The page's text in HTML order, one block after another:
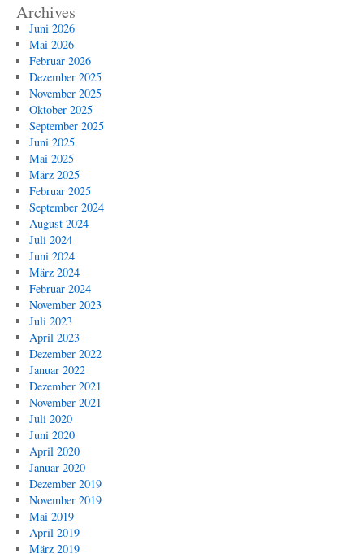
Archives
Juni 2026
Mai 2026
Februar 2026
Dezember 2025
November 2025
Oktober 2025
September 2025
Juni 2025
Mai 2025
März 2025
Februar 2025
September 2024
August 2024
Juli 2024
Juni 2024
März 2024
Februar 2024
November 2023
Juli 2023
April 2023
Dezember 2022
Januar 2022
Dezember 2021
November 2021
Juli 2020
Juni 2020
April 2020
Januar 2020
Dezember 2019
November 2019
Mai 2019
April 2019
März 2019